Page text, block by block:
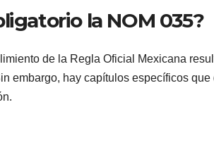
la NOM 035?
de la Regla Oficial Mexicana
embargo, hay capítulos específicos